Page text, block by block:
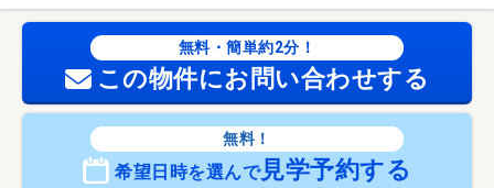
無料・簡単約2分！
この物件にお問い合わせする
無料！
希望日時を選んで見学予約する